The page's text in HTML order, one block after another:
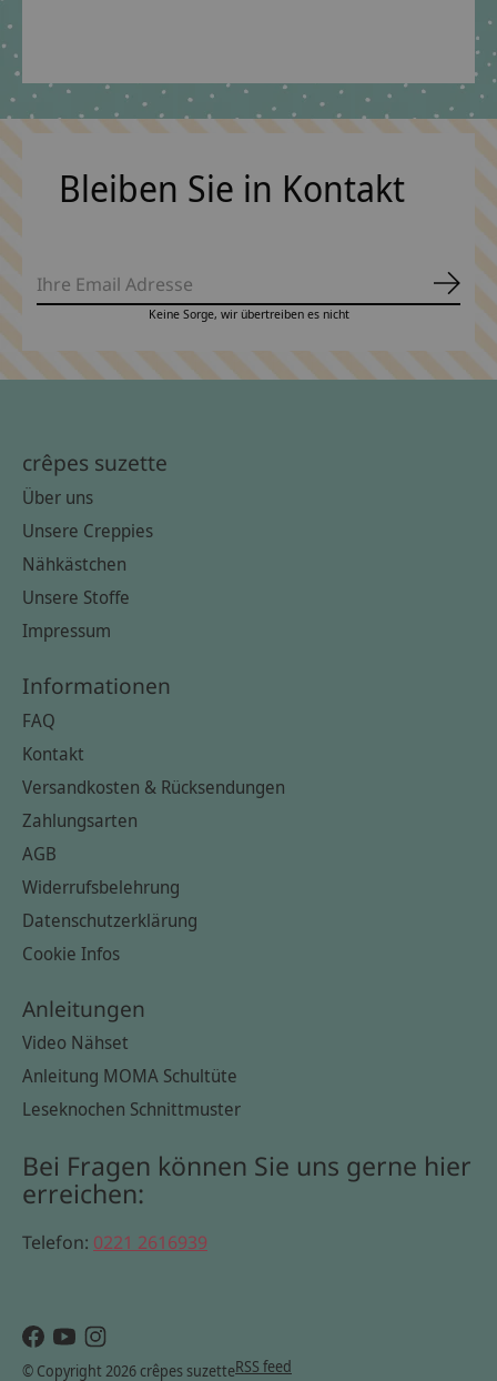
Bleiben Sie in Kontakt
Keine Sorge, wir übertreiben es nicht
crêpes suzette
Über uns
Unsere Creppies
Nähkästchen
Unsere Stoffe
Impressum
Informationen
FAQ
Kontakt
Versandkosten & Rücksendungen
Zahlungsarten
AGB
Widerrufsbelehrung
Datenschutzerklärung
Cookie Infos
Anleitungen
Video Nähset
Anleitung MOMA Schultüte
Leseknochen Schnittmuster
Bei Fragen können Sie uns gerne hier
erreichen:
Telefon: 0221 2616939
© Copyright 2026 crêpes suzetteRSS feed